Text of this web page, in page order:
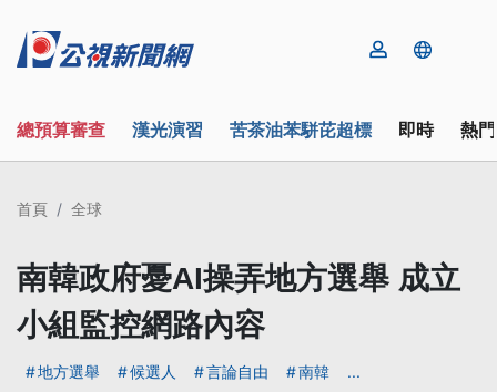
總預算審查 漢光演習 苦茶油苯駢芘超標 即時 熱
首頁 全球
南韓政府憂AI操弄地方選舉 成立
小組監控網路內容
地方選舉 候選人 言論自由 南韓 ...